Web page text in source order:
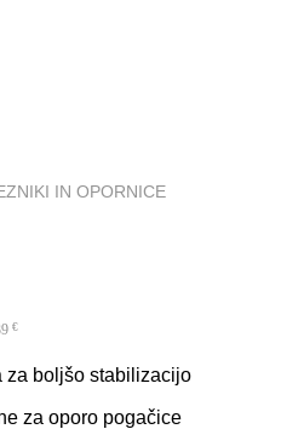
IN OPORNICE
€
za boljšo stabilizacijo
za oporo pogačice